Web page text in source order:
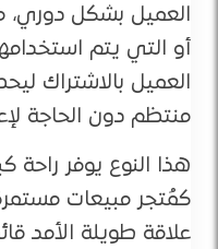
العميل بشكل دوري،
أو التي يتم
العميل بالاشتراك
منتظم دون الحاجة
هذا النوع يوفر راحة
كمُتجر مبيعات
علاقة طويلة الأمد